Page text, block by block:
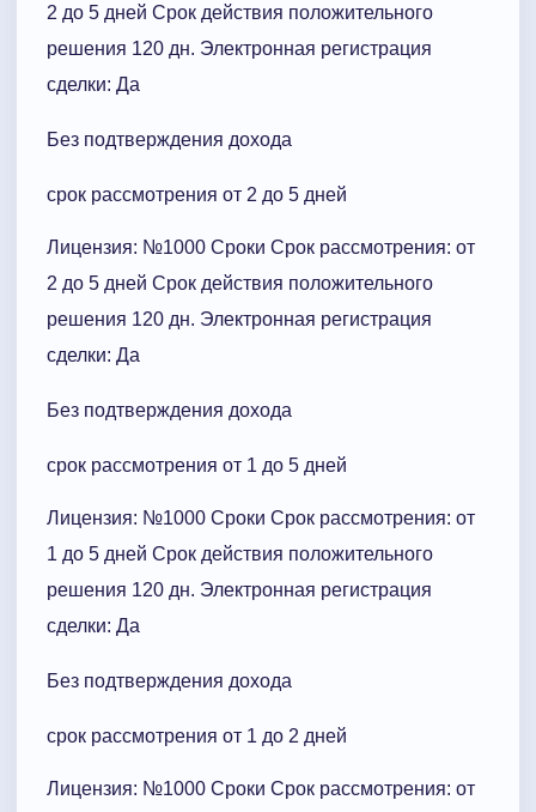
2 до 5 дней Срок действия положительного
решения 120 дн. Электронная регистрация
сделки: Да
Без подтверждения дохода
срок рассмотрения от 2 до 5 дней
Лицензия: №1000 Сроки Cрок рассмотрения: от
2 до 5 дней Срок действия положительного
решения 120 дн. Электронная регистрация
сделки: Да
Без подтверждения дохода
срок рассмотрения от 1 до 5 дней
Лицензия: №1000 Сроки Cрок рассмотрения: от
1 до 5 дней Срок действия положительного
решения 120 дн. Электронная регистрация
сделки: Да
Без подтверждения дохода
срок рассмотрения от 1 до 2 дней
Лицензия: №1000 Сроки Cрок рассмотрения: от